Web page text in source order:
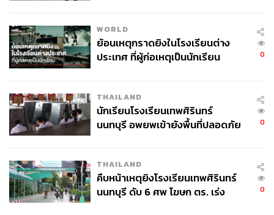
WORLD
ย้อนเหตุกราดยิงในโรงเรียนต่าง
ประเทศ ที่ผู้ก่อเหตุเป็นนักเรียน
0
THAILAND
นักเรียนโรงเรียนเทพศิรินทร์
นนทบุรี อพยพเข้ายังพื้นที่ปลอดภัย
0
THAILAND
คืบหน้าเหตุยิงโรงเรียนเทพศิรินทร์
นนทบุรี ดับ 6 ศพ โฆษก ตร. เร่ง
0